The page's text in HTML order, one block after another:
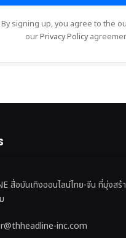
By signing up, you agree to the
ourPrivacy Policy
สื่อบันเทิงออนไลน์ไทย-จีน ที่มุ่งส
inc.com